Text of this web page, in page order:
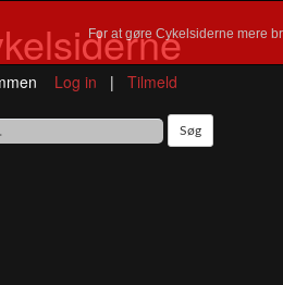
For at gøre Cykelsiderne mere
Log in | Tilmeld